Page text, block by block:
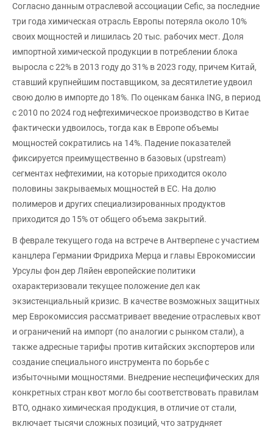
Согласно данным отраслевой ассоциации Cefic, за последние
три года химическая отрасль Европы потеряла около 10%
своих мощностей и лишилась 20 тыс. рабочих мест. Доля
импортной химической продукции в потреблении блока
выросла с 22% в 2013 году до 31% в 2023 году, причем Китай,
ставший крупнейшим поставщиком, за десятилетие удвоил
свою долю в импорте до 18%. По оценкам банка ING, в период
с 2010 по 2024 год нефтехимическое производство в Китае
фактически удвоилось, тогда как в Европе объемы
мощностей сократились на 14%. Падение показателей
фиксируется преимущественно в базовых (upstream)
сегментах нефтехимии, на которые приходится около
половины закрываемых мощностей в ЕС. На долю
полимеров и других специализированных продуктов
приходится до 15% от общего объема закрытий.
В феврале текущего года на встрече в Антверпене с участием
канцлера Германии Фридриха Мерца и главы Еврокомиссии
Урсулы фон дер Ляйен европейские политики
охарактеризовали текущее положение дел как
экзистенциальный кризис. В качестве возможных защитных
мер Еврокомиссия рассматривает введение отраслевых квот
и ограничений на импорт (по аналогии с рынком стали), а
также адресные тарифы против китайских экспортеров или
создание специального инструмента по борьбе с
избыточными мощностями. Внедрение неспецифических для
конкретных стран квот могло бы соответствовать правилам
ВТО, однако химическая продукция, в отличие от стали,
включает тысячи сложных позиций, что затрудняет